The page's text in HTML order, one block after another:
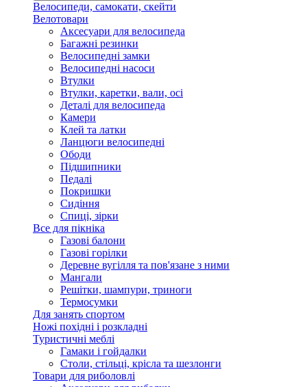
Велосипеди, самокати, скейти
Велотовари
Аксесуари для велосипеда
Багажні резинки
Велосипедні замки
Велосипедні насоси
Втулки
Втулки, каретки, вали, осі
Деталі для велосипеда
Камери
Клей та латки
Ланцюги велосипедні
Ободи
Підшипники
Педалі
Покришки
Сидіння
Спиці, зірки
Все для пікніка
Газові балони
Газові горілки
Деревне вугілля та пов'язане з ними
Мангали
Решітки, шампури, триноги
Термосумки
Для занять спортом
Ножі похідні і розкладні
Туристичні меблі
Гамаки і гойдалки
Столи, стільці, крісла та шезлонги
Товари для риболовлі